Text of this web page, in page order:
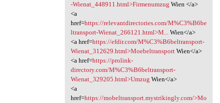
-Wienat_448911.html>Firmenumzug Wien </a>
<a
href=https://relevantdirectories.com/M%C3%B6be
ltransport-Wienat_266121.html>M...Wien</a>
<a href=https://efdir.com/M%C3%B6beltransport-
Wienat_312629.html>MoebeltransportWien</a>
<a href=https://prolink-
directory.com/M%C3%B6beltransport-
Wienat_329205.html>Umzug Wien</a>
<a
href=https://mobeltransport.mystrikingly.com/>Mo